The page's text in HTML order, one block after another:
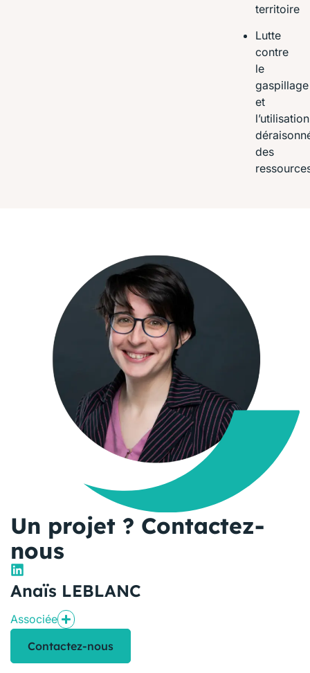
territoire
Lutte
contre
le
gaspillage
et
l’utilisation
des
Un projet ? Contactez-
nous
Anaïs LEBLANC
Associée
Contactez-nous